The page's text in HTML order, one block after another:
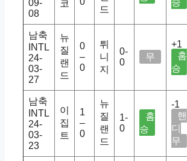
09-
08
코
드
남축
INTL
24-
03-
27
뉴
질
랜
드
0
–
0
튀
니
지
0-
0
무
+1
홈
승
남축
INTL
24-
03-
23
이
집
트
1
–
0
뉴
질
랜
드
1-
0
홈
승
-1
핸
디
무